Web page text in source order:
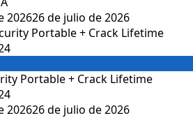
202626 de julio de 2026
Portable + Crack Lifetime
202626 de julio de 2026